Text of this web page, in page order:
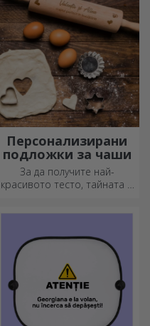
впечатление на всеки,
който ги получи като
подарък.
Персонализирани
подложки за чаши
За да получите най-
красивото тесто, тайната е
божествено вкусни!